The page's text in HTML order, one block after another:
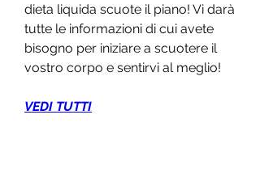
dieta liquida scuote il piano! Vi darà
tutte le informazioni di cui avete
bisogno per iniziare a scuotere il
vostro corpo e sentirvi al meglio!
VEDI TUTTI